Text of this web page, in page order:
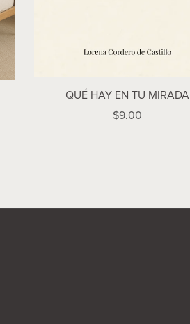
QUÉ HAY EN TU MIRADA
$9.00